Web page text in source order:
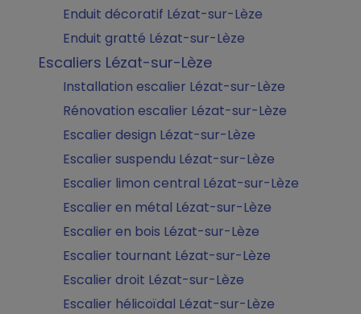
Enduit décoratif Lézat-sur-Lèze
Enduit gratté Lézat-sur-Lèze
Escaliers Lézat-sur-Lèze
Installation escalier Lézat-sur-Lèze
Rénovation escalier Lézat-sur-Lèze
Escalier design Lézat-sur-Lèze
Escalier suspendu Lézat-sur-Lèze
Escalier limon central Lézat-sur-Lèze
Escalier en métal Lézat-sur-Lèze
Escalier en bois Lézat-sur-Lèze
Escalier tournant Lézat-sur-Lèze
Escalier droit Lézat-sur-Lèze
Escalier hélicoïdal Lézat-sur-Lèze